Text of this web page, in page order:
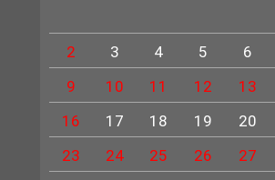
2
3 4 5 6
9
10 11 12 13
16
17 18 19 20
23
24 25 26 27